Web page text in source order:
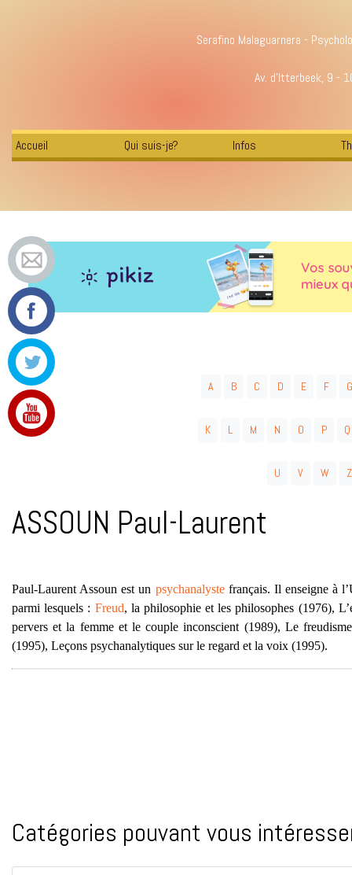
Serafino Malaguarnera -
Av. d'Itterbeek, 9 -
Accueil Qui suis-je? Infos
A B C D E F G
K L M N O P Q
U V W Z
ASSOUN Paul-Laurent
Paul-Laurent Assoun est un psychanalystefrançais. Il enseigne à
parmi lesquels : Freud, la philosophie et les philosophes (1976),
pervers et la femme et le couple inconscient (1989), Le
(1995), Leçons psychanalytiques sur le regard et la voix (1995).
Catégories pouvant vous